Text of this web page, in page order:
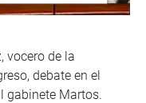
vocero de la
debate en el
gabinete Martos.